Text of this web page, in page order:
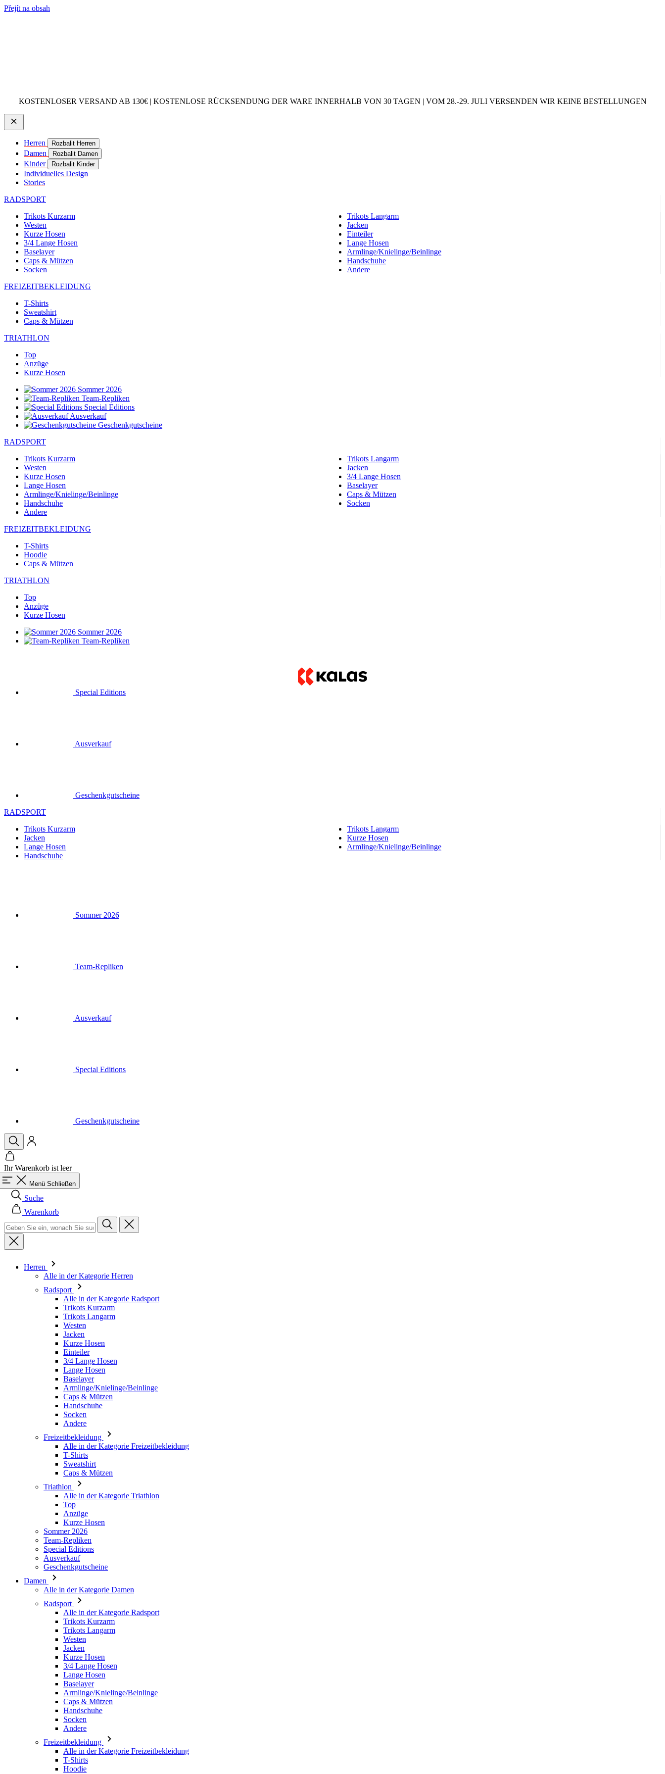
Přejít na obsah
KOSTENLOSER VERSAND AB 130€ | KOSTENLOSE RÜCKSENDUNG DER WARE INNERHALB VON 30 TAGEN | VOM 28.-29. JULI VERSENDEN WIR KEINE BESTELLUNGEN
Herren Rozbalit Herren
Damen Rozbalit Damen
Kinder Rozbalit Kinder
Individuelles Design
Stories
RADSPORT
Trikots Kurzarm
Trikots Langarm
Westen
Jacken
Kurze Hosen
Einteiler
3/4 Lange Hosen
Lange Hosen
Baselayer
Armlinge/Knielinge/Beinlinge
Caps & Mützen
Handschuhe
Socken
Andere
FREIZEITBEKLEIDUNG
T-Shirts
Sweatshirt
Caps & Mützen
TRIATHLON
Top
Anzüge
Kurze Hosen
Sommer 2026
Team-Repliken
Special Editions
Ausverkauf
Geschenkgutscheine
RADSPORT
Trikots Kurzarm
Trikots Langarm
Westen
Jacken
Kurze Hosen
3/4 Lange Hosen
Lange Hosen
Baselayer
Armlinge/Knielinge/Beinlinge
Caps & Mützen
Handschuhe
Socken
Andere
FREIZEITBEKLEIDUNG
T-Shirts
Hoodie
Caps & Mützen
TRIATHLON
Top
Anzüge
Kurze Hosen
Sommer 2026
Team-Repliken
Special Editions
Ausverkauf
Geschenkgutscheine
RADSPORT
Trikots Kurzarm
Trikots Langarm
Jacken
Kurze Hosen
Lange Hosen
Armlinge/Knielinge/Beinlinge
Handschuhe
Sommer 2026
Team-Repliken
Ausverkauf
Special Editions
Geschenkgutscheine
Ihr Warenkorb ist leer
Menü Schließen
Suche
Warenkorb
Herren
Alle in der Kategorie Herren
Radsport
Alle in der Kategorie Radsport
Trikots Kurzarm
Trikots Langarm
Westen
Jacken
Kurze Hosen
Einteiler
3/4 Lange Hosen
Lange Hosen
Baselayer
Armlinge/Knielinge/Beinlinge
Caps & Mützen
Handschuhe
Socken
Andere
Freizeitbekleidung
Alle in der Kategorie Freizeitbekleidung
T-Shirts
Sweatshirt
Caps & Mützen
Triathlon
Alle in der Kategorie Triathlon
Top
Anzüge
Kurze Hosen
Sommer 2026
Team-Repliken
Special Editions
Ausverkauf
Geschenkgutscheine
Damen
Alle in der Kategorie Damen
Radsport
Alle in der Kategorie Radsport
Trikots Kurzarm
Trikots Langarm
Westen
Jacken
Kurze Hosen
3/4 Lange Hosen
Lange Hosen
Baselayer
Armlinge/Knielinge/Beinlinge
Caps & Mützen
Handschuhe
Socken
Andere
Freizeitbekleidung
Alle in der Kategorie Freizeitbekleidung
T-Shirts
Hoodie